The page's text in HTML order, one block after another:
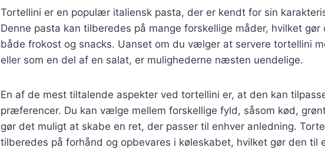
Tortellini er en populær italiensk pasta, der er kendt for sin
Denne pasta kan tilberedes på mange forskellige måder, hvilket
både frokost og snacks. Uanset om du vælger at servere tortellini
eller som en del af en salat, er mulighederne næsten uendelige.
En af de mest tiltalende aspekter ved tortellini er, at den kan
præferencer. Du kan vælge mellem forskellige fyld, såsom kød,
gør det muligt at skabe en ret, der passer til enhver anledning.
tilberedes på forhånd og opbevares i køleskabet, hvilket gør den til